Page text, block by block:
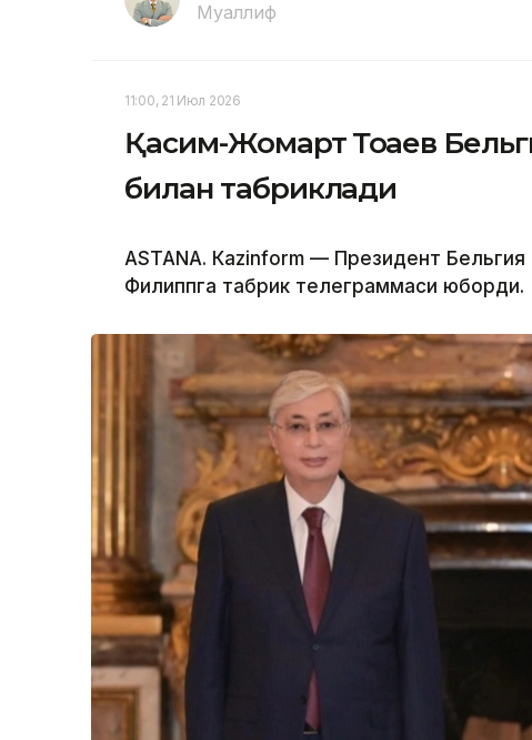
Муаллиф
11:00, 21 Июл 2026
Қасим-Жомарт Тоқаев
билан табриклади
ASTANА. Кazinform — Президент
Филиппга табрик телеграммаси юборди.